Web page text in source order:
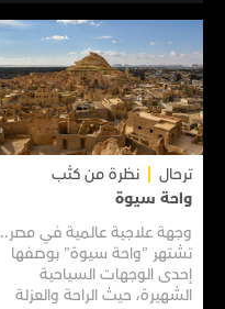
ترحال
نظرة من كثب
واحة سيوة
وجهة علاجية عالمية في مصر..
تشتهر "واحة سيوة" بوصفها
إحدى الوجهات السياحية
الشهيرة، حيث الراحة والعزلة